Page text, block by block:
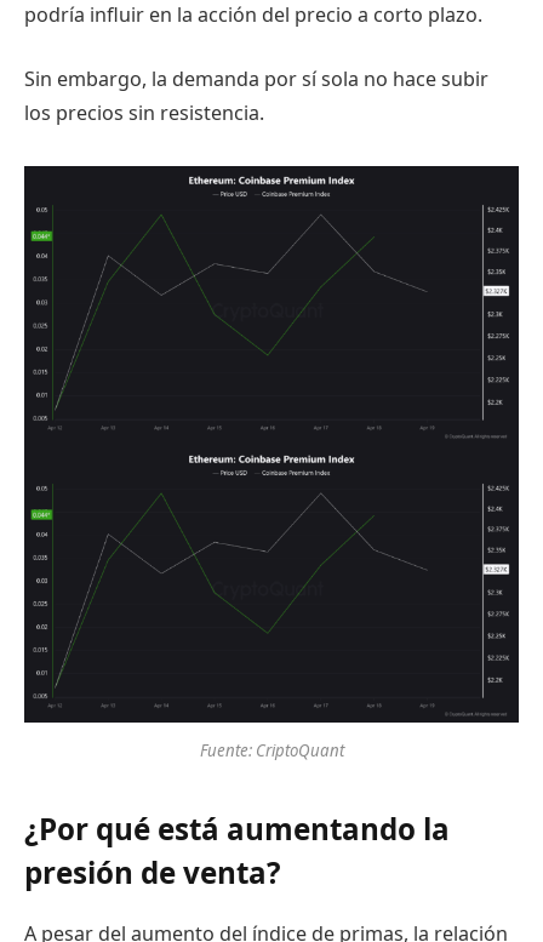
podría influir en la acción del precio a corto plazo.
Sin embargo, la demanda por sí sola no hace subir
los precios sin resistencia.
Fuente: CriptoQuant
¿Por qué está aumentando la
presión de venta?
A pesar del aumento del índice de primas, la relación